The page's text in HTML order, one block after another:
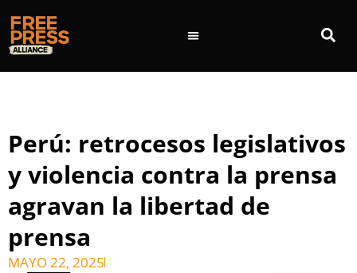
Perú: retrocesos legislativos
y violencia contra la prensa
agravan la libertad de
prensa
MAYO 22, 2025